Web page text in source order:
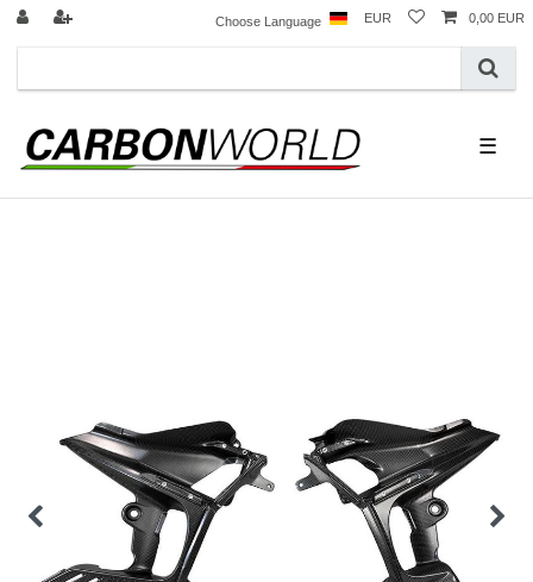
Choose Language EUR 0,00 EUR
☰